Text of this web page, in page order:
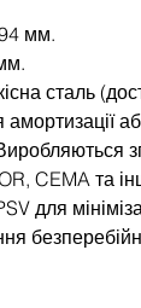
мм.
сталь
CEMA та
для